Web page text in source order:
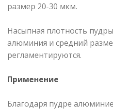
размер 20-30 мкм.
Насыпная плотность
алюминия и средний
регламентируются.
Применение
Благодаря пудре